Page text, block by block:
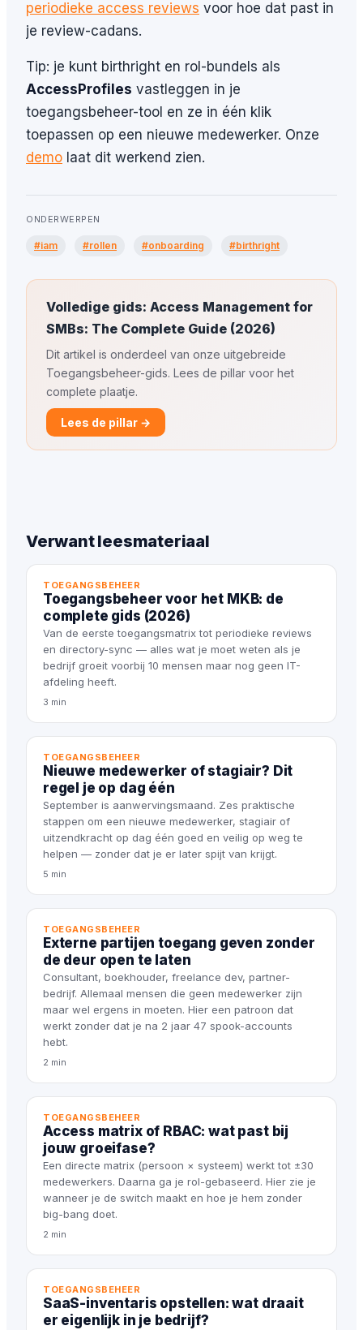
periodieke access reviews voor hoe dat past in
je review-cadans.
Tip: je kunt birthright en rol-bundels als
AccessProfiles vastleggen in je
toegangsbeheer-tool en ze in één klik
toepassen op een nieuwe medewerker. Onze
demo laat dit werkend zien.
ONDERWERPEN
#iam #rollen #onboarding #birthright
Volledige gids: Access Management for
SMBs: The Complete Guide (2026)
Dit artikel is onderdeel van onze uitgebreide
Toegangsbeheer-gids. Lees de pillar voor het
complete plaatje.
Lees de pillar →
Verwant leesmateriaal
TOEGANGSBEHEER
Toegangsbeheer voor het MKB: de
complete gids (2026)
Van de eerste toegangsmatrix tot periodieke reviews
en directory-sync — alles wat je moet weten als je
bedrijf groeit voorbij 10 mensen maar nog geen IT-
afdeling heeft.
3 min
TOEGANGSBEHEER
Nieuwe medewerker of stagiair? Dit
regel je op dag één
September is aanwervingsmaand. Zes praktische
stappen om een nieuwe medewerker, stagiair of
uitzendkracht op dag één goed en veilig op weg te
helpen — zonder dat je er later spijt van krijgt.
5 min
TOEGANGSBEHEER
Externe partijen toegang geven zonder
de deur open te laten
Consultant, boekhouder, freelance dev, partner-
bedrijf. Allemaal mensen die geen medewerker zijn
maar wel ergens in moeten. Hier een patroon dat
werkt zonder dat je na 2 jaar 47 spook-accounts
hebt.
2 min
TOEGANGSBEHEER
Access matrix of RBAC: wat past bij
jouw groeifase?
Een directe matrix (persoon × systeem) werkt tot ±30
medewerkers. Daarna ga je rol-gebaseerd. Hier zie je
wanneer je de switch maakt en hoe je hem zonder
big-bang doet.
2 min
TOEGANGSBEHEER
SaaS-inventaris opstellen: wat draait
er eigenlijk in je bedrijf?